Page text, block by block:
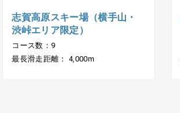
志賀高原スキー場（横手山・
渋峠エリア限定）
コース数：9
最長滑走距離： 4,000m